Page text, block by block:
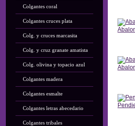
Colgantes coral
Colgantes cruces plata
Colg. y cruces marcasita
Colg. y cruz granate amatista
Colg. olivina y topacio azul
Colgantes madera
Colgantes esmalte
Colgantes letras abecedario
Colgantes tribales